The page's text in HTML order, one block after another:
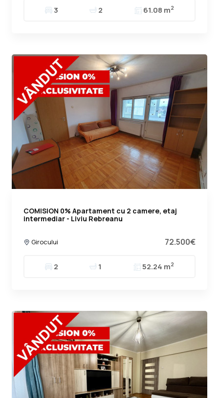
3 2 61.08 m2
COMISION 0% Apartament cu 2 camere, etaj
intermediar - Liviu Rebreanu
Girocului 72.500€
2 1 52.24 m2